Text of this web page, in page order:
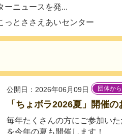
ーニュースを発...
っとささえあいセンター
公開日：2026年06月09日 団体か
「ちょボラ2026夏」開催
毎年たくさんの方にご参加いた
を今年の夏も開催します！